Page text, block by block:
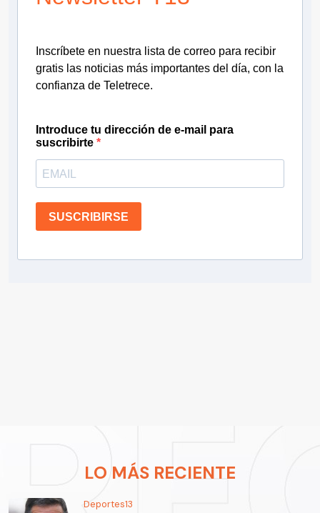
Inscríbete en nuestra lista de correo para recibir
gratis las noticias más importantes del día, con la
confianza de Teletrece.
Introduce tu dirección de e-mail para
suscribirte
SUSCRIBIRSE
LO MÁS RECIENTE
Deportes13